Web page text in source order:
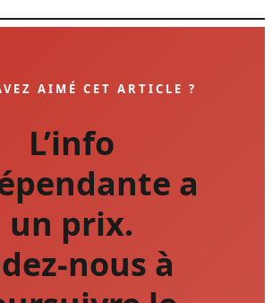
AIMÉ CET ARTICLE ?
L’info
a
un prix.
nous à